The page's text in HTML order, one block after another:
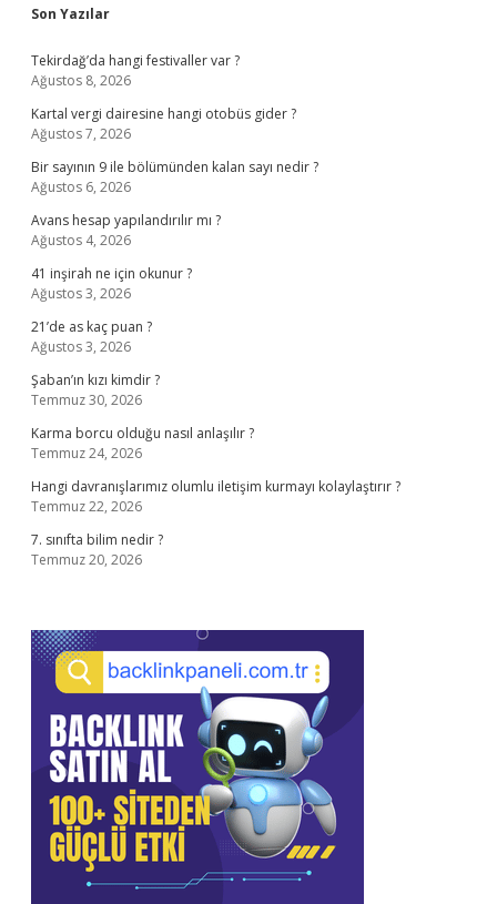
Sidebar
Son Yazılar
Tekirdağ’da hangi festivaller var ?
Ağustos 8, 2026
Kartal vergi dairesine hangi otobüs gider ?
Ağustos 7, 2026
Bir sayının 9 ile bölümünden kalan sayı nedir ?
Ağustos 6, 2026
Avans hesap yapılandırılır mı ?
Ağustos 4, 2026
41 inşirah ne için okunur ?
Ağustos 3, 2026
21’de as kaç puan ?
Ağustos 3, 2026
Şaban’ın kızı kimdir ?
Temmuz 30, 2026
Karma borcu olduğu nasıl anlaşılır ?
Temmuz 24, 2026
Hangi davranışlarımız olumlu iletişim kurmayı kolaylaştırır ?
Temmuz 22, 2026
7. sınıfta bilim nedir ?
Temmuz 20, 2026